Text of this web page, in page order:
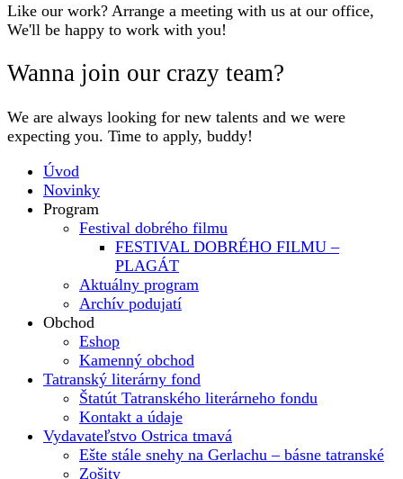
Like our work? Arrange a meeting with us at our office,
We'll be happy to work with you!
Wanna join our crazy team?
We are always looking for new talents and we were
expecting you. Time to apply, buddy!
Úvod
Novinky
Program
Festival dobrého filmu
FESTIVAL DOBRÉHO FILMU –
PLAGÁT
Aktuálny program
Archív podujatí
Obchod
Eshop
Kamenný obchod
Tatranský literárny fond
Štatút Tatranského literárneho fondu
Kontakt a údaje
Vydavateľstvo Ostrica tmavá
Ešte stále snehy na Gerlachu – básne tatranské
Zošity